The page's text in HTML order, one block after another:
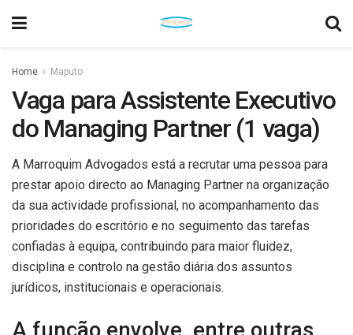
Home Maputo
Vaga para Assistente Executivo
do Managing Partner (1 vaga)
A Marroquim Advogados está a recrutar uma pessoa para
prestar apoio directo ao Managing Partner na organização
da sua actividade profissional, no acompanhamento das
prioridades do escritório e no seguimento das tarefas
confiadas à equipa, contribuindo para maior fluidez,
disciplina e controlo na gestão diária dos assuntos
jurídicos, institucionais e operacionais.